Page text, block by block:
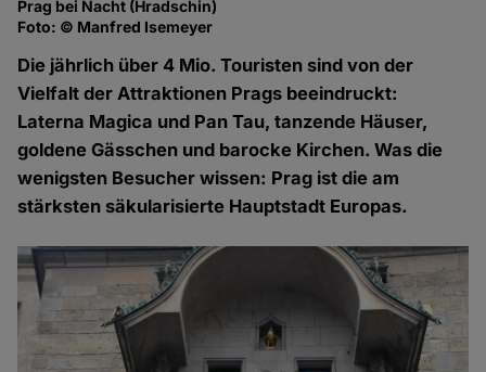
Prag bei Nacht (Hradschin)
Foto: © Manfred Isemeyer
Die jährlich über 4 Mio. Touristen sind von der
Vielfalt der Attraktionen Prags beeindruckt:
Laterna Magica und Pan Tau, tanzende Häuser,
goldene Gässchen und barocke Kirchen. Was die
wenigsten Besucher wissen: Prag ist die am
stärksten säkularisierte Hauptstadt Europas.